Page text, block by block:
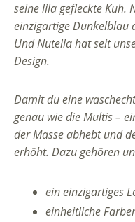
seine lila gefleckte Kuh.
einzigartige Dunkelblau
Und Nutella hat seit
Design.
Damit du eine
genau wie die Multis –
der Masse abhebt und
erhöht. Dazu gehören
ein einzigartiges
einheitliche